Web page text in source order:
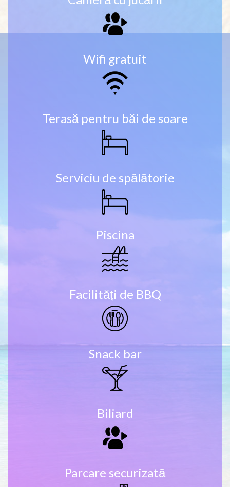
Wifi gratuit
Terasă pentru băi de soare
Serviciu de spălătorie
Piscina
Facilități de BBQ
Snack bar
Biliard
Parcare securizată